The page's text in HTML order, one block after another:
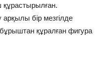
бір мезгілде
құралған фигура